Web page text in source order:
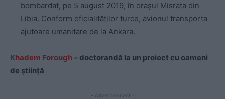
bombardat, pe 5 august 2019, în orașul Misrata din
Libia. Conform oficialităților turce, avionul transporta
ajutoare umanitare de la Ankara.
Khadem Forough– doctorandă la un proiect cu oameni
de știință
- Advertisement -